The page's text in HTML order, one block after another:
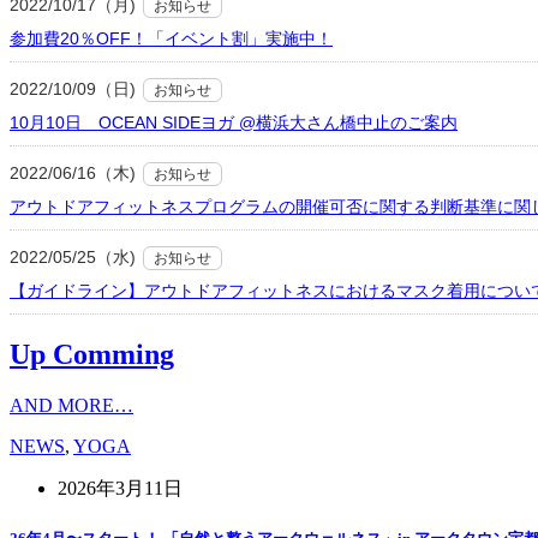
2022/10/17（月) お知らせ
参加費20％OFF！「イベント割」実施中！
2022/10/09（日) お知らせ
10月10日 OCEAN SIDEヨガ @横浜大さん橋中止のご案内
2022/06/16（木) お知らせ
アウトドアフィットネスプログラムの開催可否に関する判断基準に関
2022/05/25（水) お知らせ
【ガイドライン】アウトドアフィットネスにおけるマスク着用につい
Up Comming
AND MORE…
NEWS, YOGA
2026年3月11日